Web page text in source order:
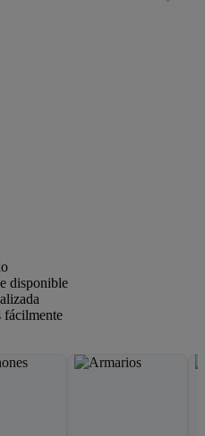
disponible
fácilmente